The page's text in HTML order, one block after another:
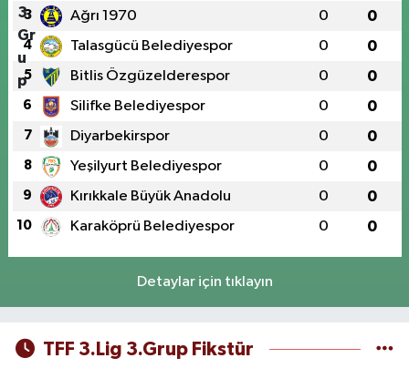
3 Ağrı 1970 0 0
4 Talasgücü Belediyespor 0 0
5 Bitlis Özgüzelderespor 0 0
6 Silifke Belediyespor 0 0
7 Diyarbekirspor 0 0
8 Yeşilyurt Belediyespor 0 0
9 Kırıkkale Büyük Anadolu 0 0
10 Karaköprü Belediyespor 0 0
Detaylar için tıklayın
TFF 3.Lig 3.Grup Fikstür